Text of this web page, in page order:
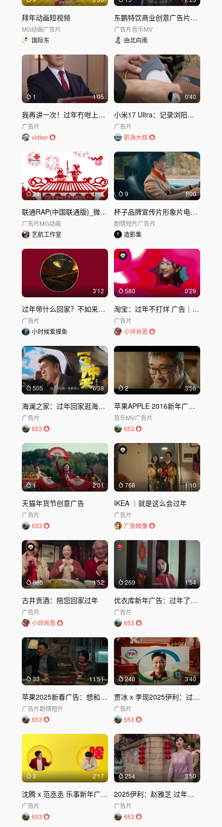
拜年动画短视频
MG动画广告片
国际东
东鹏特饮商业创意广告片《过年是个体力活》
广告片音乐MV
由北向南
1 1'05
我再讲一次！过年冇咁上下level嘅茶唔好俾我！碧泉柠檬茶
广告片
vidker
0'40
小米17 Ultra：记录浏阳烟花之美
广告片
航海大叔
24 0'18
联通RAP(中国联通版)_微信版
广告片MG动画
艺航工作室
9 1'00
杯子品牌宣传片形象片电商短视频TVC广告
剧情短片广告片
造影集
3'12
过年带什么回家？不如来京东超市带个「好」！
广告片
小时候爱摸鱼
580 0'29
淘宝：过年不打烊 广告｜淘宝Taobao
广告片
小烊肖恩
505 6'38
海澜之家：过年回家逛海澜之家
广告片
653
2 3'56
苹果APPLE 2016新年广告《送你一首过年歌》完整MV
音乐MV广告片
653
1 2'01
天猫年货节创意广告
广告片
653
768 1'10
IKEA ｜就是这么会过年
广告片
广告映像
665 1'52
古井贡酒：陪您回家过年
广告片
小烊肖恩
269 1'54
优衣库新年广告：过年了，添件新衣服吧
广告片
653
33 11'51
苹果2025新春广告：想和你一起听听歌
广告片剧情短片
653
240 3'40
贾冰 x 李现2025伊利：过年好搭子
广告片
653
3 2'17
沈腾 x 范丞丞 乐事新年广告《过年有乐事》
广告片
653
254 3'50
2025伊利：赵雅芝 过年等你回
广告片
653